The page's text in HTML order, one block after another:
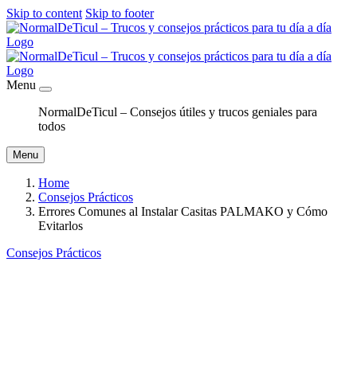
Skip to content Skip to footer
Menu
NormalDeTicul – Consejos útiles y trucos geniales para
todos
Menu
Home
Consejos Prácticos
Errores Comunes al Instalar Casitas PALMAKO y Cómo
Evitarlos
Consejos Prácticos